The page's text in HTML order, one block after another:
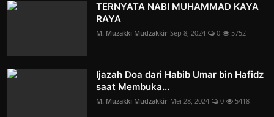
TERNYATA NABI MUHAMMAD KAYA
RAYA
M. Muzakki Mudzakkir Sep 8, 2024 0 5752
Ijazah Doa dari Habib Umar bin Hafidz
saat Membuka...
M. Muzakki Mudzakkir Mei 28, 2024 0 5418